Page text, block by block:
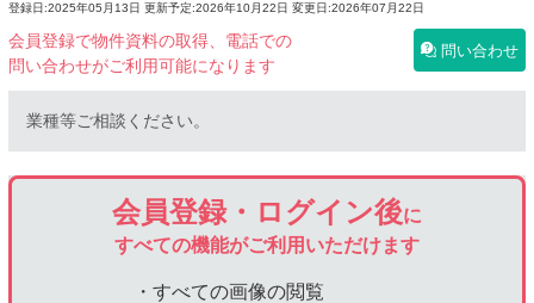
登録日:2025年05月13日 更新予定:2026年10月22日 変更日:2026年07月22日
会員登録で物件資料の取得、電話での
問い合わせがご利用可能になります
問い合わせ
業種等ご相談ください。
会員登録・ログイン後に
すべての機能がご利用いただけます
・すべての画像の閲覧